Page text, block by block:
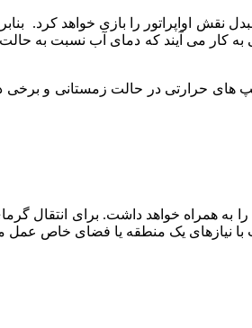
نقش اواپراتور را بازی خواهد کرد.
کار می آیند که دمای آب نسبت به حالت
حرارتی در حالت زمستانی و برخی
همراه خواهد داشت. برای انتقال
با نیازهای یک منطقه یا فضای خاص عمل